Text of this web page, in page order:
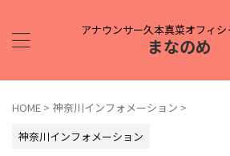
アナウンサー久本真菜オフィシ
まなのめ
HOME > 神奈川インフォメーション >
神奈川インフォメーション